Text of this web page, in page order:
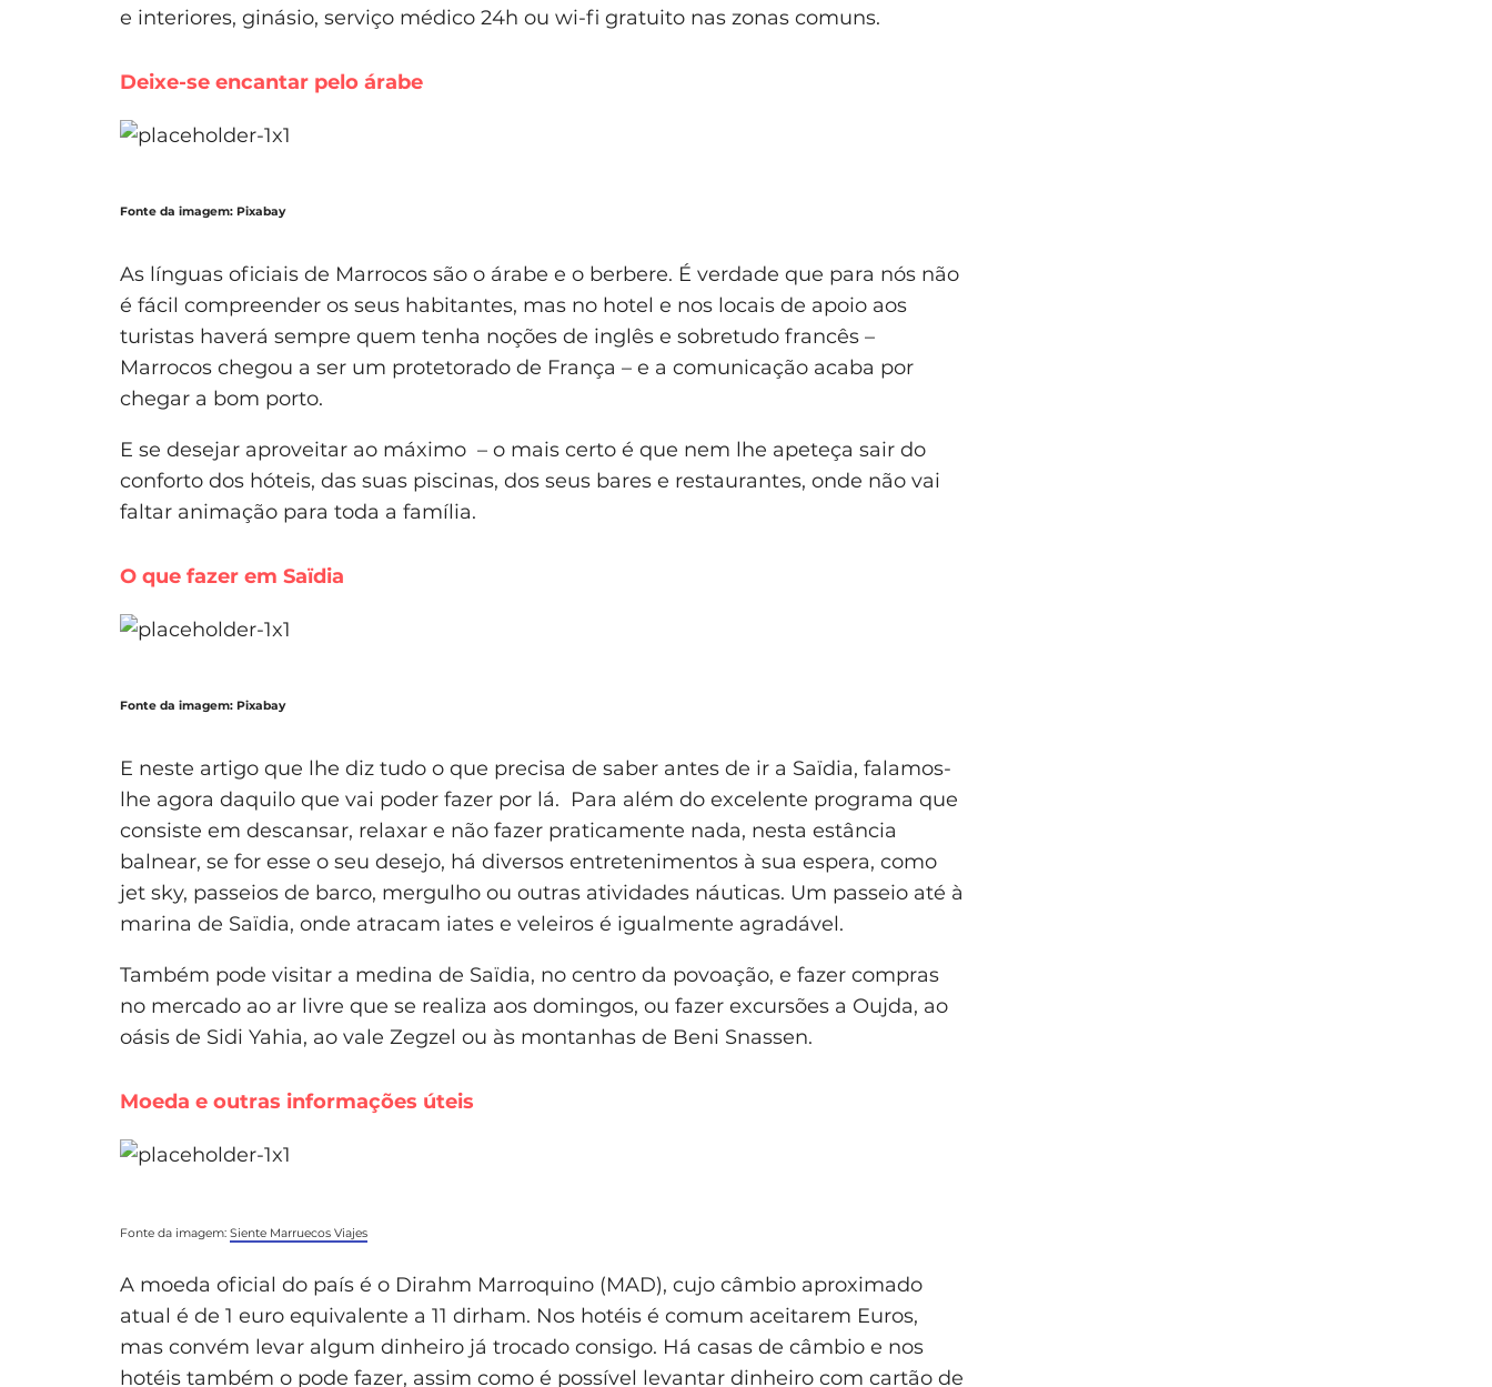
e interiores, ginásio, serviço médico 24h ou wi-fi gratuito nas zonas comuns.
Deixe-se encantar pelo árabe
Fonte da imagem: Pixabay
As línguas oficiais de Marrocos são o árabe e o berbere. É verdade que para nós não
é fácil compreender os seus habitantes, mas no hotel e nos locais de apoio aos
turistas haverá sempre quem tenha noções de inglês e sobretudo francês –
Marrocos chegou a ser um protetorado de França – e a comunicação acaba por
chegar a bom porto.
E se desejar aproveitar ao máximo – o mais certo é que nem lhe apeteça sair do
conforto dos hóteis, das suas piscinas, dos seus bares e restaurantes, onde não vai
faltar animação para toda a família.
O que fazer em Saïdia
Fonte da imagem: Pixabay
E neste artigo que lhe diz tudo o que precisa de saber antes de ir a Saïdia, falamos-
lhe agora daquilo que vai poder fazer por lá. Para além do excelente programa que
consiste em descansar, relaxar e não fazer praticamente nada, nesta estância
balnear, se for esse o seu desejo, há diversos entretenimentos à sua espera, como
jet sky, passeios de barco, mergulho ou outras atividades náuticas. Um passeio até à
marina de Saïdia, onde atracam iates e veleiros é igualmente agradável.
Também pode visitar a medina de Saïdia, no centro da povoação, e fazer compras
no mercado ao ar livre que se realiza aos domingos, ou fazer excursões a Oujda, ao
oásis de Sidi Yahia, ao vale Zegzel ou às montanhas de Beni Snassen.
Moeda e outras informações úteis
Fonte da imagem: Siente Marruecos Viajes
A moeda oficial do país é o Dirahm Marroquino (MAD), cujo câmbio aproximado
atual é de 1 euro equivalente a 11 dirham. Nos hotéis é comum aceitarem Euros,
mas convém levar algum dinheiro já trocado consigo. Há casas de câmbio e nos
hotéis também o pode fazer, assim como é possível levantar dinheiro com cartão de